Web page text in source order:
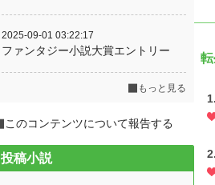
1.
2.
2025-09-01 03:22:17
ファンタジー小説大賞エントリー
もっと見る
このコンテンツについて報告する
投稿小説